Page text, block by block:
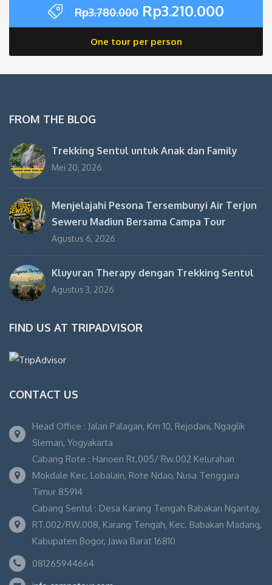
Rp3.780.000 Harga
aslinya
adalah:
Rp3.780.000.
Rp3.210.000
saat
One tour per person
FROM THE BLOG
Trekking Sentul untuk Anak dan Family
Mei 20, 2026
Menjelajahi Pesona Tersembunyi Air Terjun
Seweru Madiun Bersama Campa Tour
Agustus 6, 2026
Kluyuran Therapy dengan Trekking Sentul
Agustus 3, 2026
FIND US AT TRIPADVISOR
CONTACT US
Head Office : Jalan Palagan, Km 10, Rejodani, Ngaglik
Sleman, Yogyakarta
Cabang Rote : Hanoen Rt.005/ Rw.002 Kelurahan
Mokdale Kec. Lobalain, Rote Ndao, Nusa Tenggara
Timur 85914
Cabang Sentul : Desa Karang Tengah Babakan Ngantay,
RT.002/RW.008, Karang Tengah, Kec. Babakan Madang,
Kabupaten Bogor, Jawa Barat 16810
081265944664